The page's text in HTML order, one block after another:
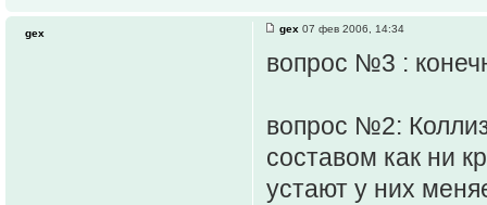
gex 07 фев 2006, 14:34
вопрос №3 :
вопрос №2:
составом как ни
устают у них
gex